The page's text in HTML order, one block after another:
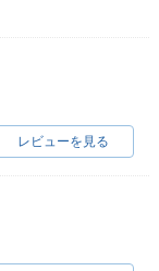
レビューを見る